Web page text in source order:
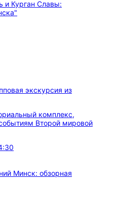
экскурсия из
комплекс,
Второй мировой